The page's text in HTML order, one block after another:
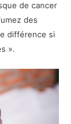
de cancer
des
différence si
».